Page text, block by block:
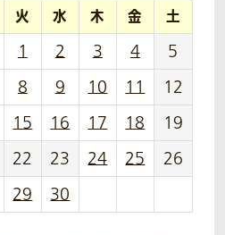
火 水 木 金 土
1 2 3 4
5
8 9 10 11
12
15 16 17 18
19
22 23 24 25
26
29 30